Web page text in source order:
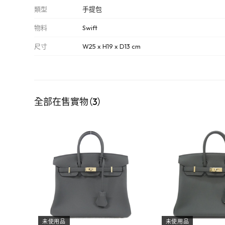
類型 手提包
物料 Swift
尺寸 W25 x H19 x D13 cm
全部在售實物（3）
未使用品 未使用品